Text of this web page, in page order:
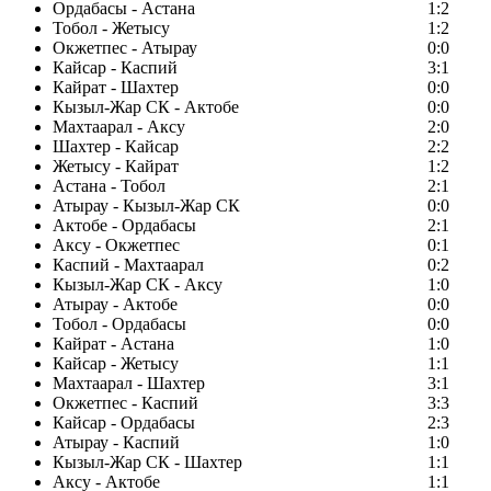
Ордабасы - Астана
1:2
Тобол - Жетысу
1:2
Окжетпес - Атырау
0:0
Кайсар - Каспий
3:1
Кайрат - Шахтер
0:0
Кызыл-Жар СК - Актобе
0:0
Махтаарал - Аксу
2:0
Шахтер - Кайсар
2:2
Жетысу - Кайрат
1:2
Астана - Тобол
2:1
Атырау - Кызыл-Жар СК
0:0
Актобе - Ордабасы
2:1
Аксу - Окжетпес
0:1
Каспий - Махтаарал
0:2
Кызыл-Жар СК - Аксу
1:0
Атырау - Актобе
0:0
Тобол - Ордабасы
0:0
Кайрат - Астана
1:0
Кайсар - Жетысу
1:1
Махтаарал - Шахтер
3:1
Окжетпес - Каспий
3:3
Кайсар - Ордабасы
2:3
Атырау - Каспий
1:0
Кызыл-Жар СК - Шахтер
1:1
Аксу - Актобе
1:1